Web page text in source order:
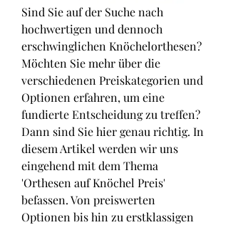
Sind Sie auf der Suche nach
hochwertigen und dennoch
erschwinglichen Knöchelorthesen?
Möchten Sie mehr über die
verschiedenen Preiskategorien und
Optionen erfahren, um eine
fundierte Entscheidung zu treffen?
Dann sind Sie hier genau richtig. In
diesem Artikel werden wir uns
eingehend mit dem Thema
'Orthesen auf Knöchel Preis'
befassen. Von preiswerten
Optionen bis hin zu erstklassigen